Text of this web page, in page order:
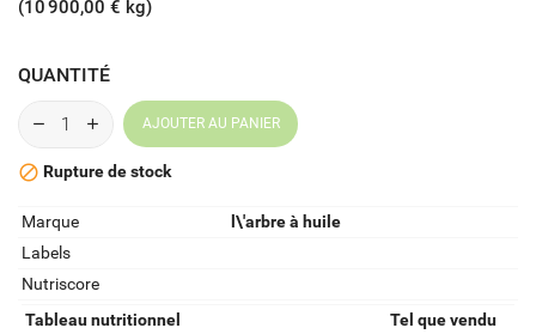
(10 900,00 € kg)
QUANTITÉ
AJOUTER AU PANIER
 Rupture de stock
Marque
l\'arbre à huile
Labels
Nutriscore
Tableau nutritionnel
Tel que vendu